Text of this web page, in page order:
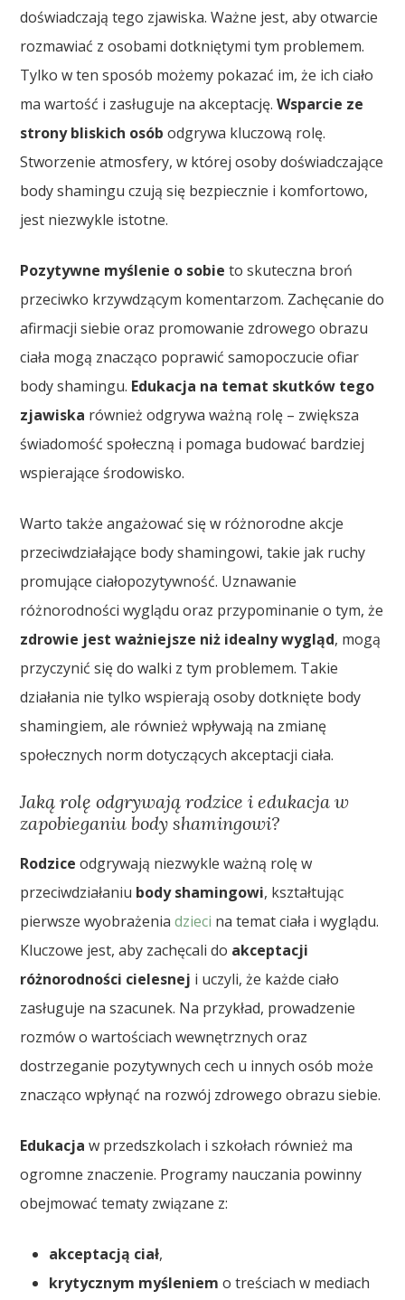
doświadczają tego zjawiska. Ważne jest, aby otwarcie
rozmawiać z osobami dotkniętymi tym problemem.
Tylko w ten sposób możemy pokazać im, że ich ciało
ma wartość i zasługuje na akceptację.Wsparcie ze
strony bliskich osób odgrywa kluczową rolę.
Stworzenie atmosfery, w której osoby doświadczające
body shamingu czują się bezpiecznie i komfortowo,
jest niezwykle istotne.
Pozytywne myślenie o sobie to skuteczna broń
przeciwko krzywdzącym komentarzom. Zachęcanie do
afirmacji siebie oraz promowanie zdrowego obrazu
ciała mogą znacząco poprawić samopoczucie ofiar
body shamingu. Edukacja na temat skutków tego
zjawiska również odgrywa ważną rolę – zwiększa
świadomość społeczną i pomaga budować bardziej
wspierające środowisko.
Warto także angażować się w różnorodne akcje
przeciwdziałające body shamingowi, takie jak ruchy
promujące ciałopozytywność. Uznawanie
różnorodności wyglądu oraz przypominanie o tym, że
zdrowie jest ważniejsze niż idealny wygląd, mogą
przyczynić się do walki z tym problemem. Takie
działania nie tylko wspierają osoby dotknięte body
shamingiem, ale również wpływają na zmianę
społecznych norm dotyczących akceptacji ciała.
Jaką rolę odgrywają rodzice i edukacja w
zapobieganiu body shamingowi?
Rodzice odgrywają niezwykle ważną rolę w
przeciwdziałaniu body shamingowi, kształtując
pierwsze wyobrażeniadzieci na temat ciała i wyglądu.
Kluczowe jest, aby zachęcali do akceptacji
różnorodności cielesnej i uczyli, że każde ciało
zasługuje na szacunek. Na przykład, prowadzenie
rozmów o wartościach wewnętrznych oraz
dostrzeganie pozytywnych cech u innych osób może
znacząco wpłynąć na rozwój zdrowego obrazu siebie.
Edukacja w przedszkolach i szkołach również ma
ogromne znaczenie. Programy nauczania powinny
obejmować tematy związane z:
akceptacją ciał,
krytycznym myśleniem o treściach w mediach